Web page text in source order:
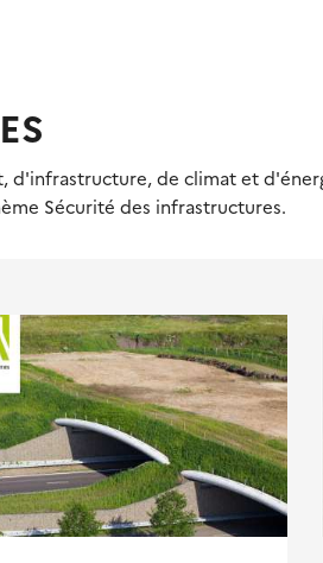
de climat et
Sécurité des infrastructures.